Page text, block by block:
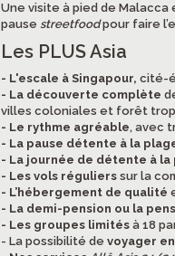
Une visite à pied de Malacca
pause streetfoodpour faire
Les PLUS Asia
- L'escale à Singapour, cité-
- La découverte complète
villes coloniales et forêt
- Le rythme agréable, avec
- La pause détente à la
- La journée de détente à la
- Les vols régulierssur la
- L’hébergement de qualité
- La demi-pension ou la
- Les groupes limitésà 18
- La possibilité de voyager